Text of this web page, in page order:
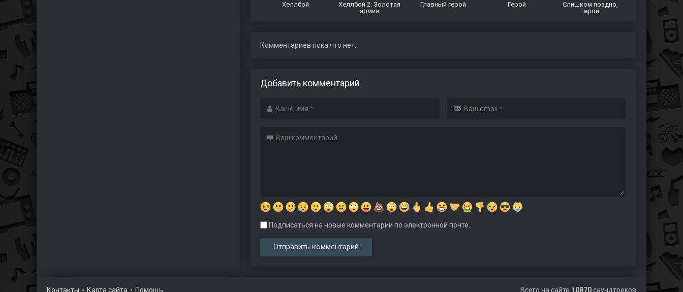
Хеллбой
Хеллбой 2: Золотая
армия
Главный герой Герой
Слишком поздно,
герой
Комментариев пока что нет.
Добавить комментарий
Подписаться на новые комментарии по электронной почте.
Контакты Карта сайта Помощь Всего на сайте 10870саундтреков